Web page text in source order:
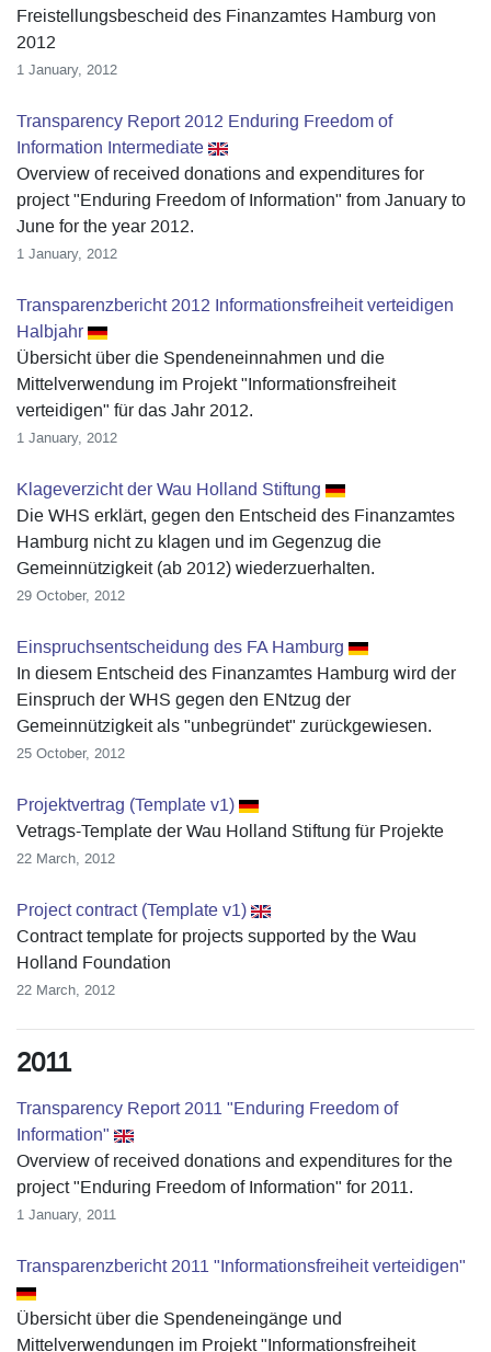
Freistellungsbescheid des Finanzamtes Hamburg von
2012
1 January, 2012
Transparency Report 2012 Enduring Freedom of
Information Intermediate
Overview of received donations and expenditures for
project "Enduring Freedom of Information" from January to
June for the year 2012.
1 January, 2012
Transparenzbericht 2012 Informationsfreiheit verteidigen
Halbjahr
Übersicht über die Spendeneinnahmen und die
Mittelverwendung im Projekt "Informationsfreiheit
verteidigen" für das Jahr 2012.
1 January, 2012
Klageverzicht der Wau Holland Stiftung
Die WHS erklärt, gegen den Entscheid des Finanzamtes
Hamburg nicht zu klagen und im Gegenzug die
Gemeinnützigkeit (ab 2012) wiederzuerhalten.
29 October, 2012
Einspruchsentscheidung des FA Hamburg
In diesem Entscheid des Finanzamtes Hamburg wird der
Einspruch der WHS gegen den ENtzug der
Gemeinnützigkeit als "unbegründet" zurückgewiesen.
25 October, 2012
Projektvertrag (Template v1)
Vetrags-Template der Wau Holland Stiftung für Projekte
22 March, 2012
Project contract (Template v1)
Contract template for projects supported by the Wau
Holland Foundation
22 March, 2012
2011
Transparency Report 2011 "Enduring Freedom of
Information"
Overview of received donations and expenditures for the
project "Enduring Freedom of Information" for 2011.
1 January, 2011
Transparenzbericht 2011 "Informationsfreiheit verteidigen"
Übersicht über die Spendeneingänge und
Mittelverwendungen im Projekt "Informationsfreiheit